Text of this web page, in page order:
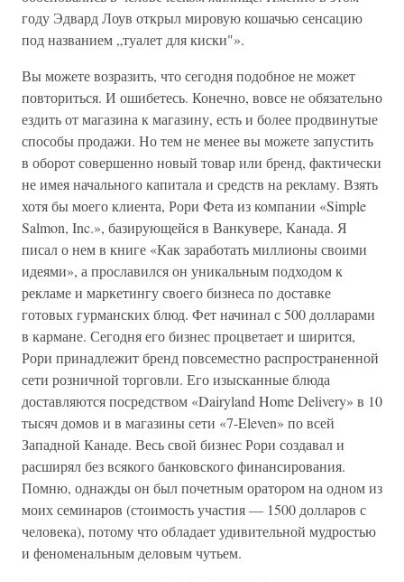
году Эдвард Лоув открыл мировую кошачью сенсацию
под названием „туалет для киски"».
Вы можете возразить, что сегодня подобное не может
повториться. И ошибетесь. Конечно, вовсе не обязательно
ездить от магазина к магазину, есть и более продвинутые
способы продажи. Но тем не менее вы можете запустить
в оборот совершенно новый товар или бренд, фактически
не имея начального капитала и средств на рекламу. Взять
хотя бы моего клиента, Рори Фета из компании «Simple
Salmon, Inc.», базирующейся в Ванкувере, Канада. Я
писал о нем в книге «Как заработать миллионы своими
идеями», а прославился он уникальным подходом к
рекламе и маркетингу своего бизнеса по доставке
готовых гурманских блюд. Фет начинал с 500 долларами
в кармане. Сегодня его бизнес процветает и ширится,
Рори принадлежит бренд повсеместно распространенной
сети розничной торговли. Его изысканные блюда
доставляются посредством «Dairyland Home Delivery» в 10
тысяч домов и в магазины сети «7-Eleven» по всей
Западной Канаде. Весь свой бизнес Рори создавал и
расширял без всякого банковского финансирования.
Помню, однажды он был почетным оратором на одном из
моих семинаров (стоимость участия — 1500 долларов с
человека), потому что обладает удивительной мудростью
и феноменальным деловым чутьем.